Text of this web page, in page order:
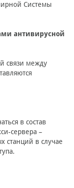
Системы
антивирусной
связи между
в состав
сервера –
станций в случае